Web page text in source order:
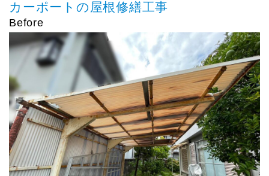
カーポートの屋根修繕工事
Before